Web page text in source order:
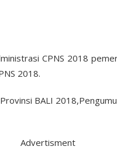
CPNS 2018
2018.
BALI
Advertisment